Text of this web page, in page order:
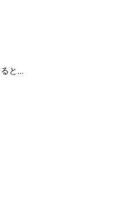
と...